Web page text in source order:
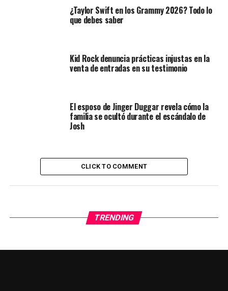
¿Taylor Swift en los Grammy 2026? Todo lo
que debes saber
Kid Rock denuncia prácticas injustas en la
venta de entradas en su testimonio
El esposo de Jinger Duggar revela cómo la
familia se ocultó durante el escándalo de
Josh
CLICK TO COMMENT
TRENDING